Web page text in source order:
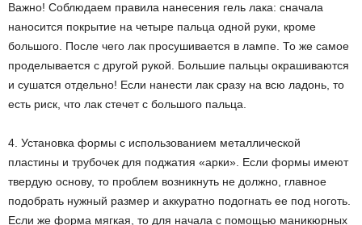
Важно! Соблюдаем правила нанесения гель лака: сначала
наносится покрытие на четыре пальца одной руки, кроме
большого. После чего лак просушивается в лампе. То же самое
проделывается с другой рукой. Большие пальцы окрашиваются
и сушатся отдельно! Если нанести лак сразу на всю ладонь, то
есть риск, что лак стечет с большого пальца.
4. Установка формы с использованием металлической
пластины и трубочек для поджатия «арки». Если формы имеют
твердую основу, то проблем возникнуть не должно, главное
подобрать нужный размер и аккуратно подогнать ее под ноготь.
Если же форма мягкая, то для начала с помощью маникюрных